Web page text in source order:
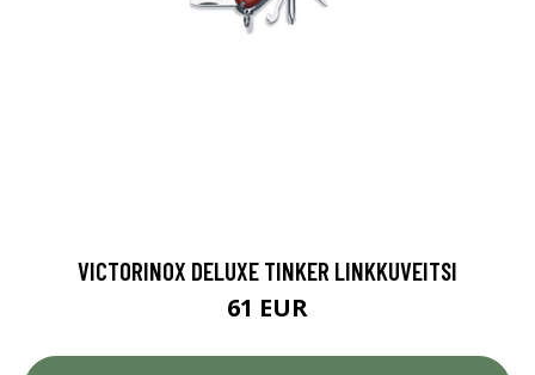
VICTORINOX DELUXE TINKER LINKKUVEITSI
61 EUR